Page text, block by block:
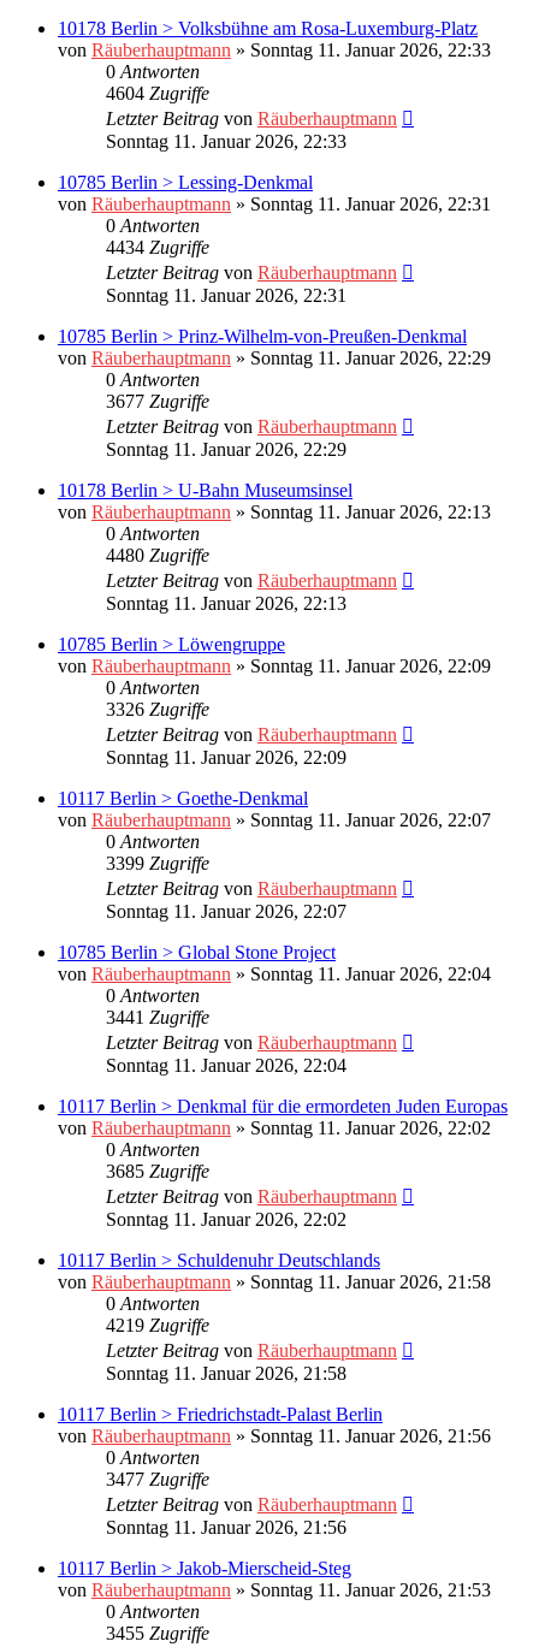
10178 Berlin > Volksbühne am Rosa-Luxemburg-Platz
von Räuberhauptmann » Sonntag 11. Januar 2026, 22:33
0 Antworten
4604 Zugriffe
Letzter Beitrag von Räuberhauptmann
Sonntag 11. Januar 2026, 22:33
10785 Berlin > Lessing-Denkmal
von Räuberhauptmann » Sonntag 11. Januar 2026, 22:31
0 Antworten
4434 Zugriffe
Letzter Beitrag von Räuberhauptmann
Sonntag 11. Januar 2026, 22:31
10785 Berlin > Prinz-Wilhelm-von-Preußen-Denkmal
von Räuberhauptmann » Sonntag 11. Januar 2026, 22:29
0 Antworten
3677 Zugriffe
Letzter Beitrag von Räuberhauptmann
Sonntag 11. Januar 2026, 22:29
10178 Berlin > U-Bahn Museumsinsel
von Räuberhauptmann » Sonntag 11. Januar 2026, 22:13
0 Antworten
4480 Zugriffe
Letzter Beitrag von Räuberhauptmann
Sonntag 11. Januar 2026, 22:13
10785 Berlin > Löwengruppe
von Räuberhauptmann » Sonntag 11. Januar 2026, 22:09
0 Antworten
3326 Zugriffe
Letzter Beitrag von Räuberhauptmann
Sonntag 11. Januar 2026, 22:09
10117 Berlin > Goethe-Denkmal
von Räuberhauptmann » Sonntag 11. Januar 2026, 22:07
0 Antworten
3399 Zugriffe
Letzter Beitrag von Räuberhauptmann
Sonntag 11. Januar 2026, 22:07
10785 Berlin > Global Stone Project
von Räuberhauptmann » Sonntag 11. Januar 2026, 22:04
0 Antworten
3441 Zugriffe
Letzter Beitrag von Räuberhauptmann
Sonntag 11. Januar 2026, 22:04
10117 Berlin > Denkmal für die ermordeten Juden Europas
von Räuberhauptmann » Sonntag 11. Januar 2026, 22:02
0 Antworten
3685 Zugriffe
Letzter Beitrag von Räuberhauptmann
Sonntag 11. Januar 2026, 22:02
10117 Berlin > Schuldenuhr Deutschlands
von Räuberhauptmann » Sonntag 11. Januar 2026, 21:58
0 Antworten
4219 Zugriffe
Letzter Beitrag von Räuberhauptmann
Sonntag 11. Januar 2026, 21:58
10117 Berlin > Friedrichstadt-Palast Berlin
von Räuberhauptmann » Sonntag 11. Januar 2026, 21:56
0 Antworten
3477 Zugriffe
Letzter Beitrag von Räuberhauptmann
Sonntag 11. Januar 2026, 21:56
10117 Berlin > Jakob-Mierscheid-Steg
von Räuberhauptmann » Sonntag 11. Januar 2026, 21:53
0 Antworten
3455 Zugriffe